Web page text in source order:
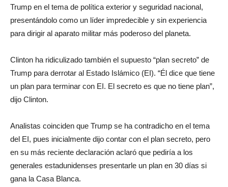
Trump en el tema de política exterior y seguridad nacional,
presentándolo como un líder impredecible y sin experiencia
para dirigir al aparato militar más poderoso del planeta.
Clinton ha ridiculizado también el supuesto “plan secreto” de
Trump para derrotar al Estado Islámico (EI). “Él dice que tiene
un plan para terminar con EI. El secreto es que no tiene plan”,
dijo Clinton.
Analistas coinciden que Trump se ha contradicho en el tema
del EI, pues inicialmente dijo contar con el plan secreto, pero
en su más reciente declaración aclaró que pediría a los
generales estadunidenses presentarle un plan en 30 días si
gana la Casa Blanca.